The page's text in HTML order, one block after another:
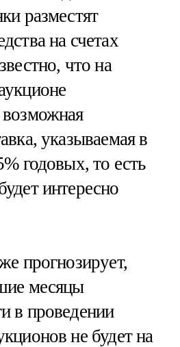
разместят
на счетах
что на
указываемая в
годовых, то есть
интересно
прогнозирует,
месяцы
в проведении
не будет на